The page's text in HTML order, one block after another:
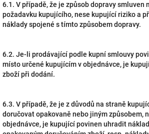
6.1. V případě, že je způsob dopravy smluven
požadavku kupujícího, nese kupující riziko a
náklady spojené s tímto způsobem dopravy.
6.2. Je-li prodávající podle kupní smlouvy
místo určené kupujícím v objednávce, je
zboží při dodání.
6.3. V případě, že je z důvodů na straně
doručovat opakovaně nebo jiným způsobem,
objednávce, je kupující povinen uhradit